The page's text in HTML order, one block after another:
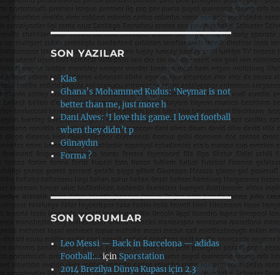
SON YAZILAR
Klas
Ghana’s Mohammed Kudus: ‘Neymar is not
better than me, just more h
Dani Alves: ‘I love this game. I loved football
when they didn’t p
Günaydın
Forma ?
SON YORUMLAR
Leo Messi — Back in Barcelona — adidas
Football:…içinSporstation
2014 Brezilya Dünya Kupası için 2.3